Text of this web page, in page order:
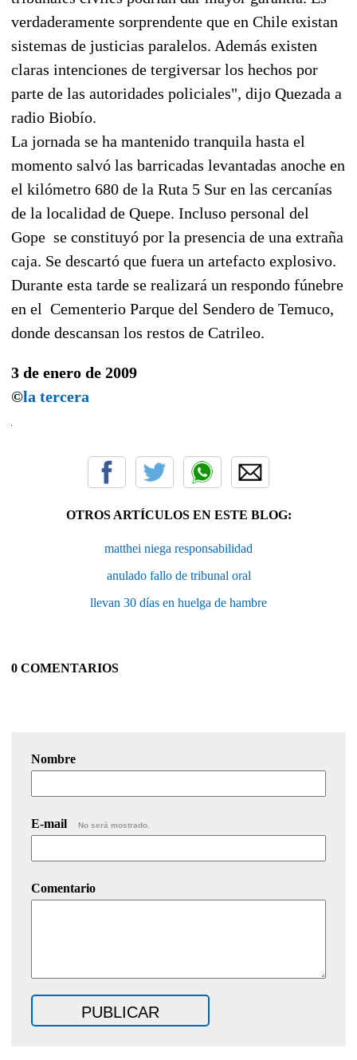
verdaderamente sorprendente que en Chile existan
sistemas de justicias paralelos. Además existen
claras intenciones de tergiversar los hechos por
parte de las autoridades policiales", dijo Quezada a
radio Biobío.
La jornada se ha mantenido tranquila hasta el
momento salvó las barricadas levantadas anoche en
el kilómetro 680 de la Ruta 5 Sur en las cercanías
de la localidad de Quepe. Incluso personal del
Gope se constituyó por la presencia de una extraña
caja. Se descartó que fuera un artefacto explosivo.
Durante esta tarde se realizará un respondo fúnebre
en el Cementerio Parque del Sendero de Temuco,
donde descansan los restos de Catrileo.
3 de enero de 2009
©la tercera
OTROS ARTÍCULOS EN ESTE BLOG:
matthei niega responsabilidad
anulado fallo de tribunal oral
llevan 30 días en huelga de hambre
0 COMENTARIOS
Nombre
E-mail No será mostrado.
Comentario